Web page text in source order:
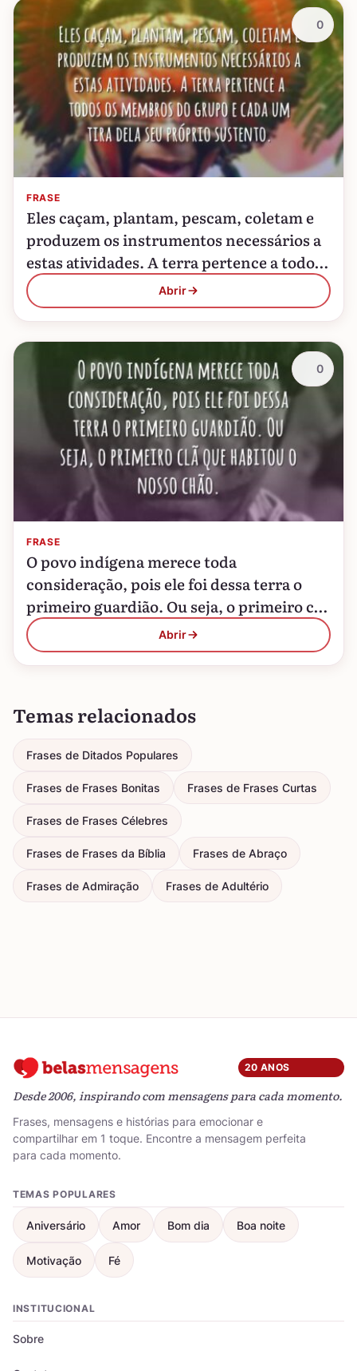
FRASE
Eles caçam, plantam, pescam, coletam e
produzem os instrumentos necessários a
estas atividades. A terra pertence a todos
os membros do grupo e cada um tira dela
seu…
Abrir
0
FRASE
O povo indígena merece toda
consideração, pois ele foi dessa terra o
primeiro guardião. Ou seja, o primeiro clã
que habitou o nosso chão.
Abrir
0
Temas relacionados
Frases de Ditados Populares
Frases de Frases Bonitas Frases de Frases Curtas
Frases de Frases Célebres
Frases de Frases da Bíblia Frases de Abraço
Frases de Admiração Frases de Adultério
20 ANOS
Desde 2006, inspirando com mensagens para cada momento.
Frases, mensagens e histórias para emocionar e
compartilhar em 1 toque. Encontre a mensagem perfeita
para cada momento.
TEMAS POPULARES
Aniversário Amor Bom dia Boa noite
Motivação Fé
INSTITUCIONAL
Sobre